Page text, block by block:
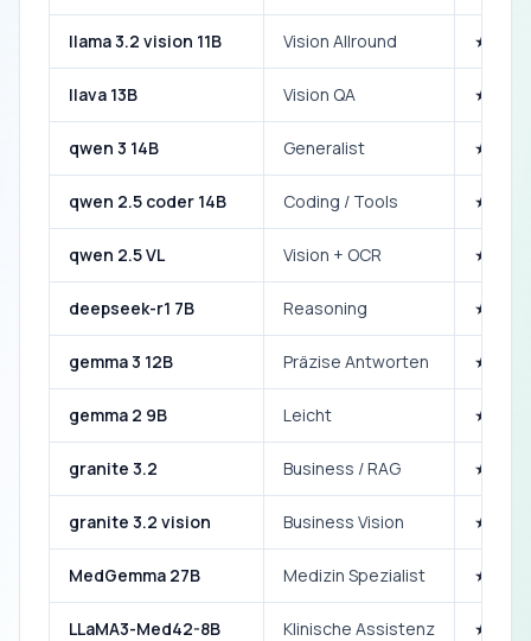
llama 3.2 vision 11B Vision Allround
llava 13B Vision QA
qwen 3 14B Generalist
qwen 2.5 coder 14B Coding / Tools
qwen 2.5 VL Vision + OCR
deepseek-r1 7B Reasoning
gemma 3 12B Präzise Antworten
gemma 2 9B Leicht
granite 3.2 Business / RAG
granite 3.2 vision Business Vision
MedGemma 27B Medizin Spezialist
LLaMA3-Med42-8B Klinische Assistenz